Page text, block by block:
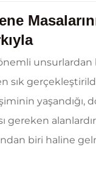
unsurlardan
sık
yaşandığı,
gereken
biri haline